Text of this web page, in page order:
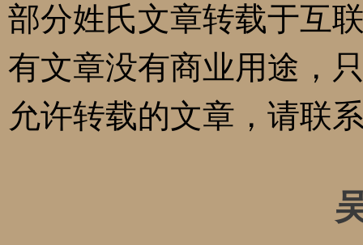
部分姓氏文章转载于互
有文章没有商业用途，
允许转载的文章，请联